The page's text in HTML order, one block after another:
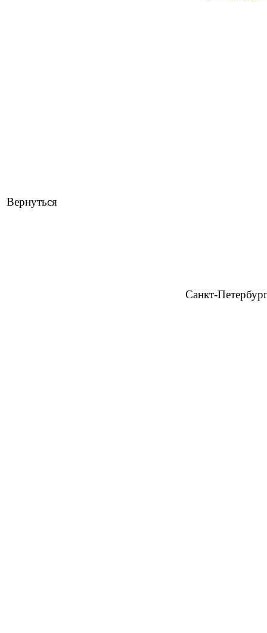
Вернуться
Санкт-